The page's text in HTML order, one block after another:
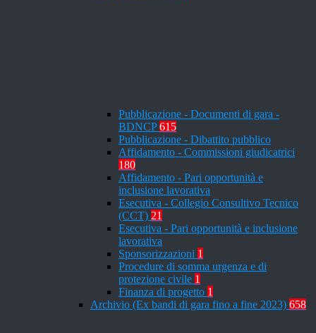
Pubblicazione - Documenti di gara -
BDNCP615
Pubblicazione - Dibattito pubblico
Affidamento - Commissioni giudicatrici
180
Affidamento - Pari opportunità e
inclusione lavorativa
Esecutiva - Collegio Consultivo Tecnico
(CCT) 21
Esecutiva - Pari opportunità e inclusione
lavorativa
Sponsorizzazioni 1
Procedure di somma urgenza e di
protezione civile 1
Finanza di progetto 1
Archivio (Ex bandi di gara fino a fine 2023) 658